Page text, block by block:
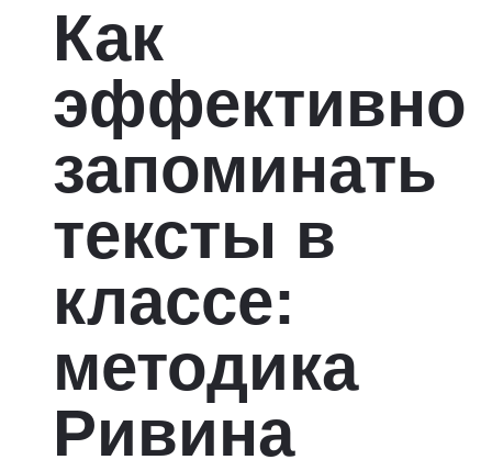
Как
эффективно
запоминать
тексты в
классе:
методика
Ривина